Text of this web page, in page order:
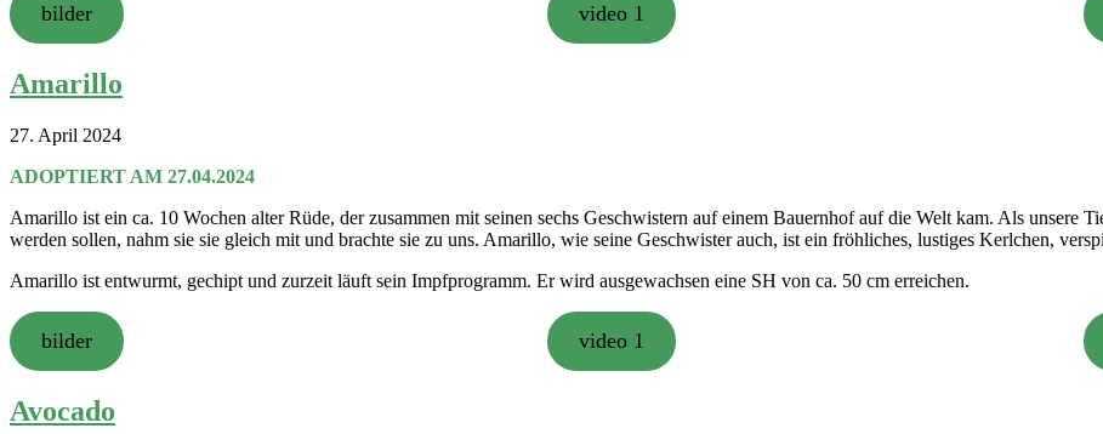
bilder video 1
Amarillo
27. April 2024
ADOPTIERT AM 27.04.2024
Amarillo ist ein ca. 10 Wochen alter Rüde, der zusammen mit seinen sechs Geschwistern auf einem Bauernhof auf die Welt kam. Als unsere
werden sollen, nahm sie sie gleich mit und brachte sie zu uns. Amarillo, wie seine Geschwister auch, ist ein fröhliches, lustiges Kerlchen,
Amarillo ist entwurmt, gechipt und zurzeit läuft sein Impfprogramm. Er wird ausgewachsen eine SH von ca. 50 cm erreichen.
bilder video 1
Avocado